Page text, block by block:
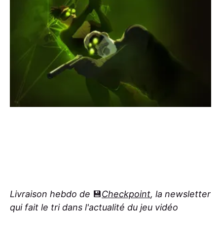
Livraison hebdo de 💾Checkpoint, la newsletter
qui fait le tri dans l'actualité du jeu vidéo